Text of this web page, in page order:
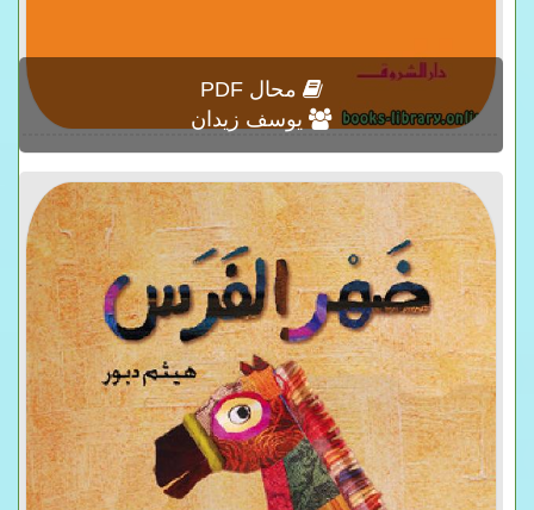
محال PDF
يوسف زيدان